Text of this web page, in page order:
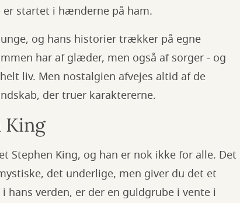
er startet i hænderne på ham.
og hans historier trækker på egne
har af glæder, men også af sorger - og
liv. Men nostalgien afvejes altid af de
der truer karaktererne.
King
Stephen King, og han er nok ikke for alle. Det
det underlige, men giver du det et
verden, er der en guldgrube i vente i